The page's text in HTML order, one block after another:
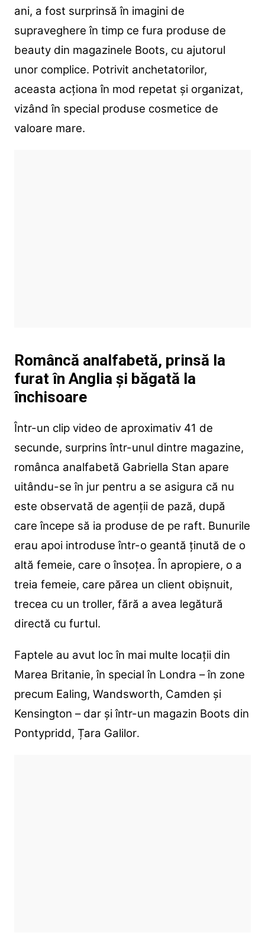
ani, a fost surprinsă în imagini de
supraveghere în timp ce fura produse de
beauty din magazinele Boots, cu ajutorul
unor complice. Potrivit anchetatorilor,
aceasta acționa în mod repetat și organizat,
vizând în special produse cosmetice de
valoare mare.
Româncă analfabetă, prinsă la
furat în Anglia și băgată la
închisoare
Într-un clip video de aproximativ 41 de
secunde, surprins într-unul dintre magazine,
românca analfabetă Gabriella Stan apare
uitându-se în jur pentru a se asigura că nu
este observată de agenții de pază, după
care începe să ia produse de pe raft. Bunurile
erau apoi introduse într-o geantă ținută de o
altă femeie, care o însoțea. În apropiere, o a
treia femeie, care părea un client obișnuit,
trecea cu un troller, fără a avea legătură
directă cu furtul.
Faptele au avut loc în mai multe locații din
Marea Britanie, în special în Londra – în zone
precum Ealing, Wandsworth, Camden și
Kensington – dar și într-un magazin Boots din
Pontypridd, Țara Galilor.